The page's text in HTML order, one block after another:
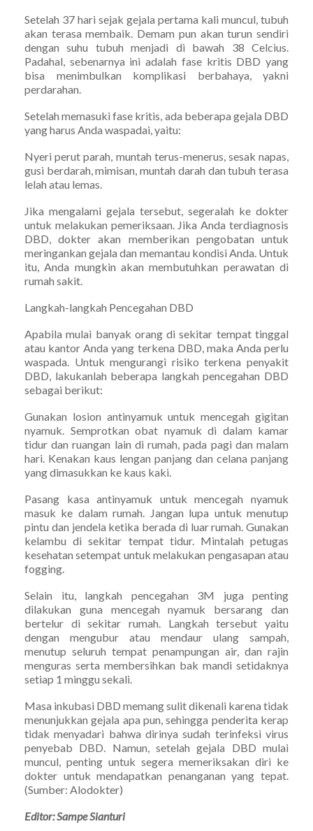
Setelah 37 hari sejak gejala pertama kali muncul, tubuh
akan terasa membaik. Demam pun akan turun sendiri
dengan suhu tubuh menjadi di bawah 38 Celcius.
Padahal, sebenarnya ini adalah fase kritis DBD yang
bisa menimbulkan komplikasi berbahaya, yakni
perdarahan.
Setelah memasuki fase kritis, ada beberapa gejala DBD
yang harus Anda waspadai, yaitu:
Nyeri perut parah, muntah terus-menerus, sesak napas,
gusi berdarah, mimisan, muntah darah dan tubuh terasa
lelah atau lemas.
Jika mengalami gejala tersebut, segeralah ke dokter
untuk melakukan pemeriksaan. Jika Anda terdiagnosis
DBD, dokter akan memberikan pengobatan untuk
meringankan gejala dan memantau kondisi Anda. Untuk
itu, Anda mungkin akan membutuhkan perawatan di
rumah sakit.
Langkah-langkah Pencegahan DBD
Apabila mulai banyak orang di sekitar tempat tinggal
atau kantor Anda yang terkena DBD, maka Anda perlu
waspada. Untuk mengurangi risiko terkena penyakit
DBD, lakukanlah beberapa langkah pencegahan DBD
sebagai berikut:
Gunakan losion antinyamuk untuk mencegah gigitan
nyamuk. Semprotkan obat nyamuk di dalam kamar
tidur dan ruangan lain di rumah, pada pagi dan malam
hari. Kenakan kaus lengan panjang dan celana panjang
yang dimasukkan ke kaus kaki.
Pasang kasa antinyamuk untuk mencegah nyamuk
masuk ke dalam rumah. Jangan lupa untuk menutup
pintu dan jendela ketika berada di luar rumah. Gunakan
kelambu di sekitar tempat tidur. Mintalah petugas
kesehatan setempat untuk melakukan pengasapan atau
fogging.
Selain itu, langkah pencegahan 3M juga penting
dilakukan guna mencegah nyamuk bersarang dan
bertelur di sekitar rumah. Langkah tersebut yaitu
dengan mengubur atau mendaur ulang sampah,
menutup seluruh tempat penampungan air, dan rajin
menguras serta membersihkan bak mandi setidaknya
setiap 1 minggu sekali.
Masa inkubasi DBD memang sulit dikenali karena tidak
menunjukkan gejala apa pun, sehingga penderita kerap
tidak menyadari bahwa dirinya sudah terinfeksi virus
penyebab DBD. Namun, setelah gejala DBD mulai
muncul, penting untuk segera memeriksakan diri ke
dokter untuk mendapatkan penanganan yang tepat.
(Sumber: Alodokter)
Editor: Sampe Sianturi